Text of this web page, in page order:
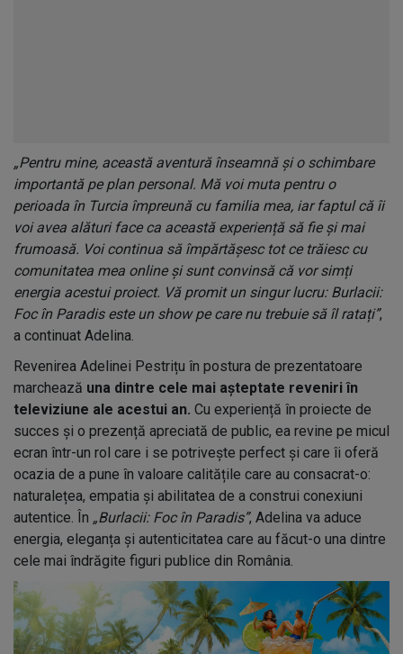
„Pentru mine, această aventură înseamnă și o schimbare
importantă pe plan personal. Mă voi muta pentru o
perioada în Turcia împreună cu familia mea, iar faptul că îi
voi avea alături face ca această experiență să fie și mai
frumoasă. Voi continua să împărtășesc tot ce trăiesc cu
comunitatea mea online și sunt convinsă că vor simți
energia acestui proiect. Vă promit un singur lucru: Burlacii:
Foc în Paradis este un show pe care nu trebuie să îl ratați”,
a continuat Adelina.
Revenirea Adelinei Pestrițu în postura de prezentatoare
marchează una dintre cele mai așteptate reveniri în
televiziune ale acestui an. Cu experiență în proiecte de
succes și o prezență apreciată de public, ea revine pe micul
ecran într-un rol care i se potrivește perfect și care îi oferă
ocazia de a pune în valoare calitățile care au consacrat-o:
naturalețea, empatia și abilitatea de a construi conexiuni
autentice. În „Burlacii: Foc în Paradis”, Adelina va aduce
energia, eleganța și autenticitatea care au făcut-o una dintre
cele mai îndrăgite figuri publice din România.